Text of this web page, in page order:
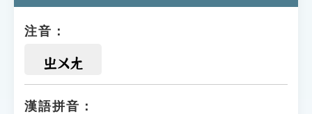
注音：
ㄓㄨㄤ
漢語拼音：